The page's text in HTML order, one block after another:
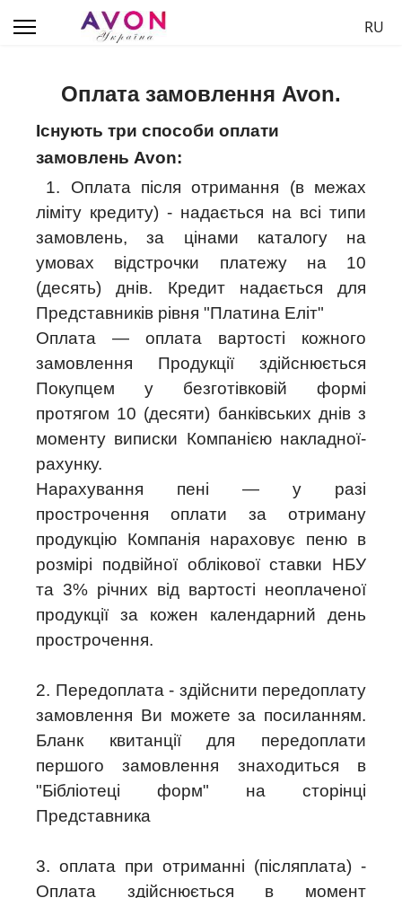
RU
Оплата замовлення Avon.
Існують три способи оплати
замовлень Avon:
1. Оплата після отримання (в межах
ліміту кредиту) - надається на всі типи
замовлень, за цінами каталогу на
умовах відстрочки платежу на 10
(десять) днів. Кредит надається для
Представників рівня "Платина Еліт"
Оплата — оплата вартості кожного
замовлення Продукції здійснюється
Покупцем у безготівковій формі
протягом 10 (десяти) банківських днів з
моменту виписки Компанією накладної-
рахунку.
Нарахування пені — у разі
прострочення оплати за отриману
продукцію Компанія нараховує пеню в
розмірі подвійної облікової ставки НБУ
та 3% річних від вартості неоплаченої
продукції за кожен календарний день
прострочення.
2. Передоплата - здійснити передоплату
замовлення Ви можете за посиланням.
Бланк квитанції для передоплати
першого замовлення знаходиться в
"Бібліотеці форм" на сторінці
Представника
3. оплата при отриманні (післяплата) -
Оплата здійснюється в момент